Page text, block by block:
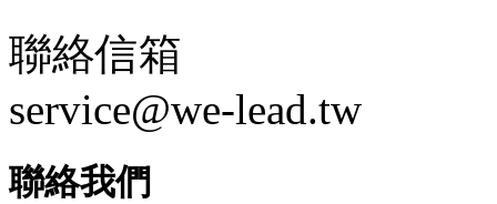
聯絡信箱
service@we-lead.tw
聯絡我們